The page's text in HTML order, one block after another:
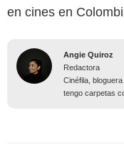
en cines en
Angie Quiroz
Redactora
Cinéfila,
tengo carpetas